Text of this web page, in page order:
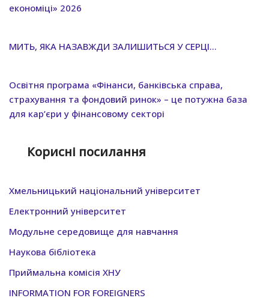
економіці» 2026
МИТЬ, ЯКА НАЗАВЖДИ ЗАЛИШИТЬСЯ У СЕРЦІ…
Освітня програма «Фінанси, банківська справа,
страхування та фондовий ринок» – це потужна база
для кар’єри у фінансовому секторі
Корисні посилання
Хмельницький нацiональний унiверситет
Електронний університет
Модульне середовище для навчання
Наукова бібліотека
Приймальна комісія ХНУ
INFORMATION FOR FOREIGNERS